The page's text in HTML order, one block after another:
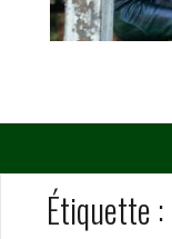
Étiquette :